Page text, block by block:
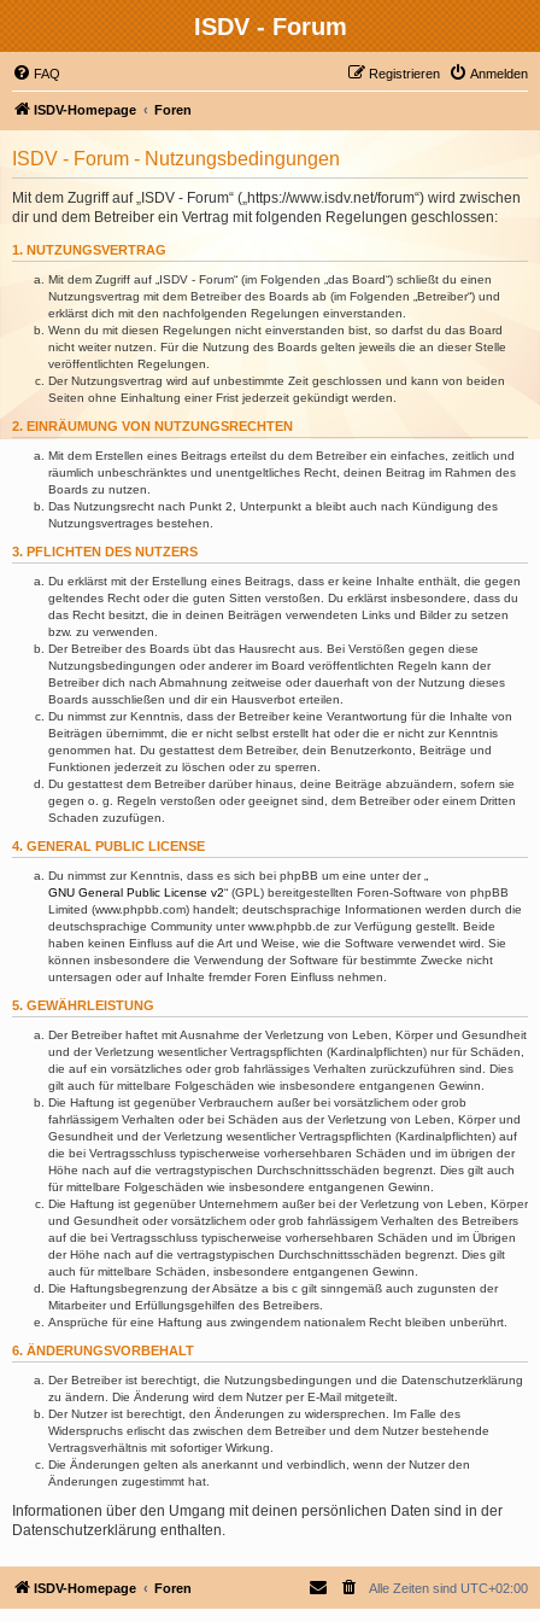
ISDV - Forum
FAQ Anmelden
Registrieren
ISDV-Homepage Foren
ISDV - Forum - Nutzungsbedingungen
Mit dem Zugriff auf „ISDV - Forum“ („https://www.isdv.net/forum“) wird zwischen
dir und dem Betreiber ein Vertrag mit folgenden Regelungen geschlossen:
1. NUTZUNGSVERTRAG
Mit dem Zugriff auf „ISDV - Forum“ (im Folgenden „das Board“) schließt du einen
Nutzungsvertrag mit dem Betreiber des Boards ab (im Folgenden „Betreiber“) und
erklärst dich mit den nachfolgenden Regelungen einverstanden.
Wenn du mit diesen Regelungen nicht einverstanden bist, so darfst du das Board
nicht weiter nutzen. Für die Nutzung des Boards gelten jeweils die an dieser Stelle
veröffentlichten Regelungen.
Der Nutzungsvertrag wird auf unbestimmte Zeit geschlossen und kann von beiden
Seiten ohne Einhaltung einer Frist jederzeit gekündigt werden.
2. EINRÄUMUNG VON NUTZUNGSRECHTEN
Mit dem Erstellen eines Beitrags erteilst du dem Betreiber ein einfaches, zeitlich und
räumlich unbeschränktes und unentgeltliches Recht, deinen Beitrag im Rahmen des
Boards zu nutzen.
Das Nutzungsrecht nach Punkt 2, Unterpunkt a bleibt auch nach Kündigung des
Nutzungsvertrages bestehen.
3. PFLICHTEN DES NUTZERS
Du erklärst mit der Erstellung eines Beitrags, dass er keine Inhalte enthält, die gegen
geltendes Recht oder die guten Sitten verstoßen. Du erklärst insbesondere, dass du
das Recht besitzt, die in deinen Beiträgen verwendeten Links und Bilder zu setzen
bzw. zu verwenden.
Der Betreiber des Boards übt das Hausrecht aus. Bei Verstößen gegen diese
Nutzungsbedingungen oder anderer im Board veröffentlichten Regeln kann der
Betreiber dich nach Abmahnung zeitweise oder dauerhaft von der Nutzung dieses
Boards ausschließen und dir ein Hausverbot erteilen.
Du nimmst zur Kenntnis, dass der Betreiber keine Verantwortung für die Inhalte von
Beiträgen übernimmt, die er nicht selbst erstellt hat oder die er nicht zur Kenntnis
genommen hat. Du gestattest dem Betreiber, dein Benutzerkonto, Beiträge und
Funktionen jederzeit zu löschen oder zu sperren.
Du gestattest dem Betreiber darüber hinaus, deine Beiträge abzuändern, sofern sie
gegen o. g. Regeln verstoßen oder geeignet sind, dem Betreiber oder einem Dritten
Schaden zuzufügen.
4. GENERAL PUBLIC LICENSE
Du nimmst zur Kenntnis, dass es sich bei phpBB um eine unter der „
GNU General Public License v2“ (GPL) bereitgestellten Foren-Software von phpBB
Limited (www.phpbb.com) handelt; deutschsprachige Informationen werden durch die
deutschsprachige Community unter www.phpbb.de zur Verfügung gestellt. Beide
haben keinen Einfluss auf die Art und Weise, wie die Software verwendet wird. Sie
können insbesondere die Verwendung der Software für bestimmte Zwecke nicht
untersagen oder auf Inhalte fremder Foren Einfluss nehmen.
5. GEWÄHRLEISTUNG
Der Betreiber haftet mit Ausnahme der Verletzung von Leben, Körper und Gesundheit
und der Verletzung wesentlicher Vertragspflichten (Kardinalpflichten) nur für Schäden,
die auf ein vorsätzliches oder grob fahrlässiges Verhalten zurückzuführen sind. Dies
gilt auch für mittelbare Folgeschäden wie insbesondere entgangenen Gewinn.
Die Haftung ist gegenüber Verbrauchern außer bei vorsätzlichem oder grob
fahrlässigem Verhalten oder bei Schäden aus der Verletzung von Leben, Körper und
Gesundheit und der Verletzung wesentlicher Vertragspflichten (Kardinalpflichten) auf
die bei Vertragsschluss typischerweise vorhersehbaren Schäden und im übrigen der
Höhe nach auf die vertragstypischen Durchschnittsschäden begrenzt. Dies gilt auch
für mittelbare Folgeschäden wie insbesondere entgangenen Gewinn.
Die Haftung ist gegenüber Unternehmern außer bei der Verletzung von Leben, Körper
und Gesundheit oder vorsätzlichem oder grob fahrlässigem Verhalten des Betreibers
auf die bei Vertragsschluss typischerweise vorhersehbaren Schäden und im Übrigen
der Höhe nach auf die vertragstypischen Durchschnittsschäden begrenzt. Dies gilt
auch für mittelbare Schäden, insbesondere entgangenen Gewinn.
Die Haftungsbegrenzung der Absätze a bis c gilt sinngemäß auch zugunsten der
Mitarbeiter und Erfüllungsgehilfen des Betreibers.
Ansprüche für eine Haftung aus zwingendem nationalem Recht bleiben unberührt.
6. ÄNDERUNGSVORBEHALT
Der Betreiber ist berechtigt, die Nutzungsbedingungen und die Datenschutzerklärung
zu ändern. Die Änderung wird dem Nutzer per E-Mail mitgeteilt.
Der Nutzer ist berechtigt, den Änderungen zu widersprechen. Im Falle des
Widerspruchs erlischt das zwischen dem Betreiber und dem Nutzer bestehende
Vertragsverhältnis mit sofortiger Wirkung.
Die Änderungen gelten als anerkannt und verbindlich, wenn der Nutzer den
Änderungen zugestimmt hat.
Informationen über den Umgang mit deinen persönlichen Daten sind in der
Datenschutzerklärung enthalten.
ISDV-Homepage Foren Alle Zeiten sind UTC+02:00